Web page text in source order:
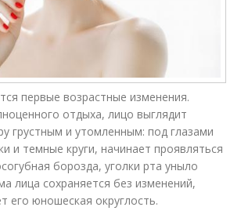
первые возрастные изменения.
отдыха, лицо выглядит
грустным и утомленным: под глазами
и темные круги, начинает проявляться
борозда, уголки рта уныло
лица сохраняется без изменений,
его юношеская округлость.